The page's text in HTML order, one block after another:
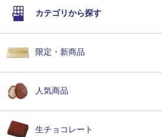
カテゴリから探す
限定・新商品
人気商品
生チョコレート